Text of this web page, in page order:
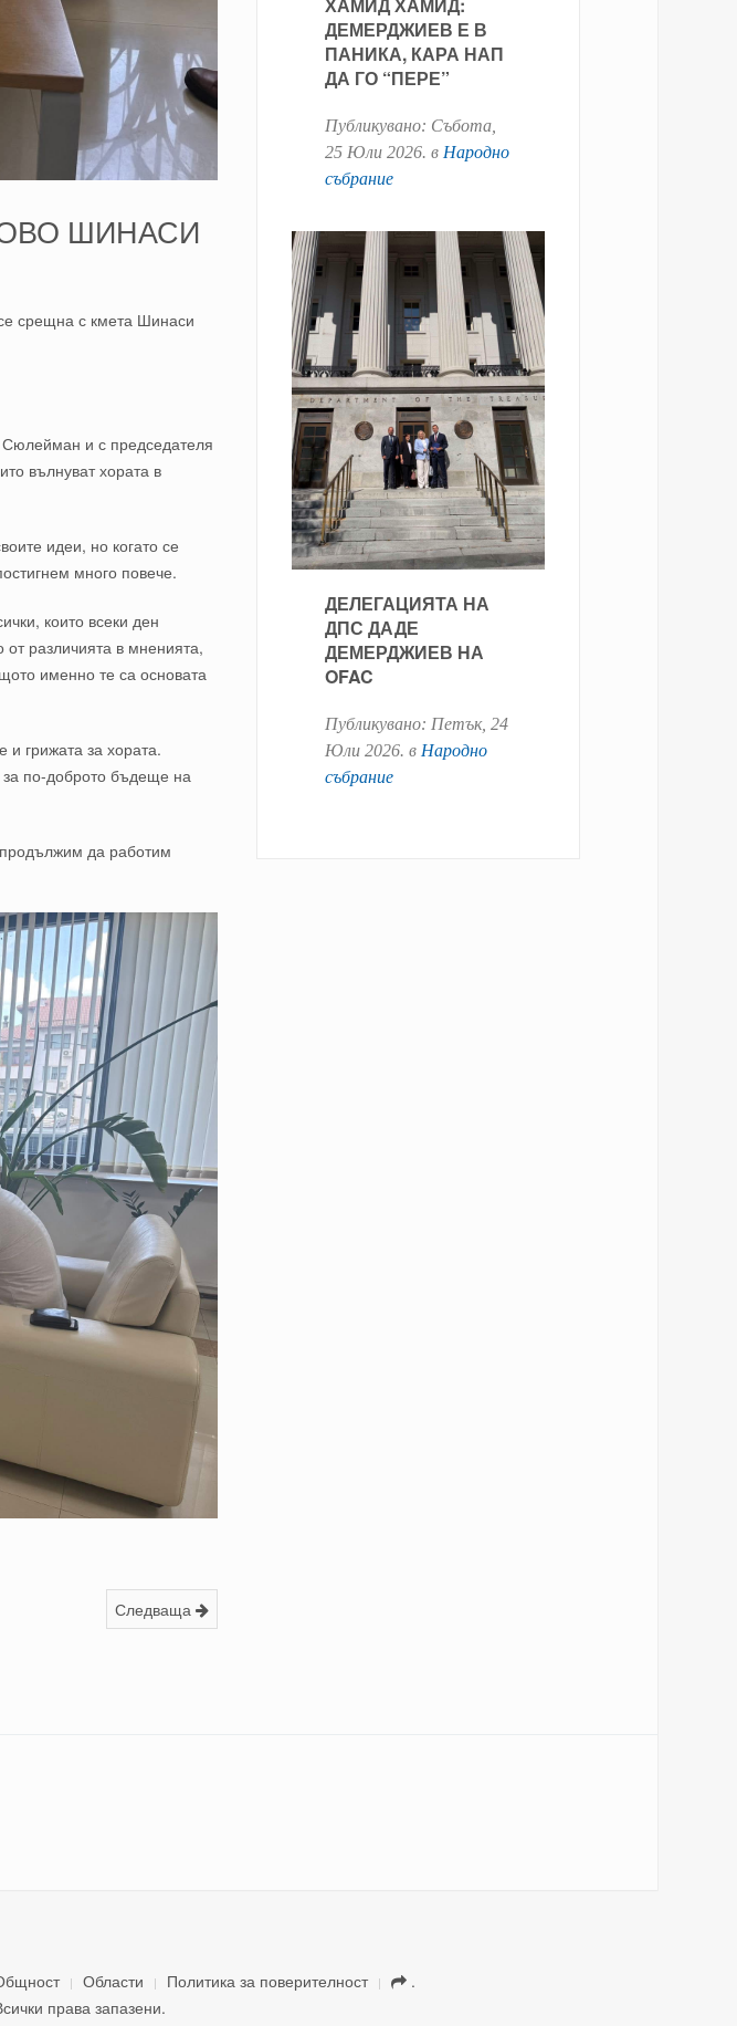
ШИНАСИ
срещна с кмета Шинаси
и с председателя
вълнуват хората в
идеи, но когато се
много повече.
които всеки ден
различията в мненията,
именно те са основата
и грижата за хората.
по-доброто бъдеще на
да работим
Следваща
ДЕМЕРДЖИЕВ Е В
ПАНИКА, КАРА НАП
ДА ГО “ПЕРЕ”
Публикувано: Събота,
25 Юли 2026. в Народно
събрание
ДЕЛЕГАЦИЯТА НА
ДПС ДАДЕ
ДЕМЕРДЖИЕВ НА
OFAC
Публикувано: Петък, 24
Юли 2026. в Народно
събрание
Области Политика за поверителност
.
права запазени.